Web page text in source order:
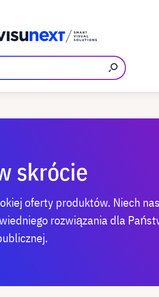
skrócie
oferty produktów. Niech
rozwiązania dla